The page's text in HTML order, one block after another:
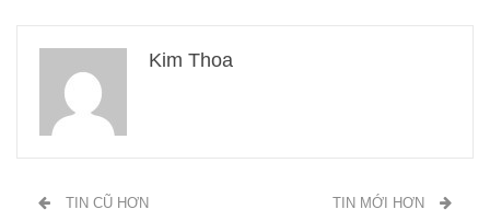
Kim Thoa
TIN CŨ HƠN TIN MỚI HƠN